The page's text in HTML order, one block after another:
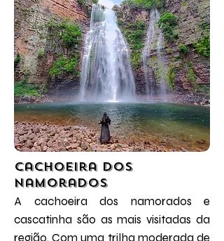
Cachoeira dos
Namorados
A cachoeira dos namorados e
cascatinha são as mais visitadas da
região. Com uma trilha moderada de